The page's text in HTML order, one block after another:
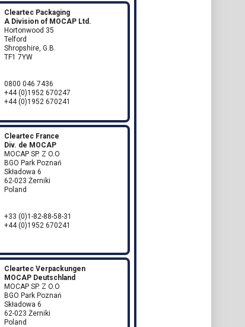
Cleartec Packaging
A Division of MOCAP Ltd.
Hortonwood 35
Telford
Shropshire, G.B.
TF1 7YW
0800 046 7436
+44 (0)1952 670247
+44 (0)1952 670241
Cleartec France
Div. de MOCAP
MOCAP SP. Z O.O
BGO Park Poznań
Składowa 6
62-023 Żerniki
Poland
+33 (0)1-82-88-58-31
+44 (0)1952 670241
Cleartec Verpackungen
MOCAP Deutschland
MOCAP SP. Z O.O
BGO Park Poznań
Składowa 6
62-023 Żerniki
Poland